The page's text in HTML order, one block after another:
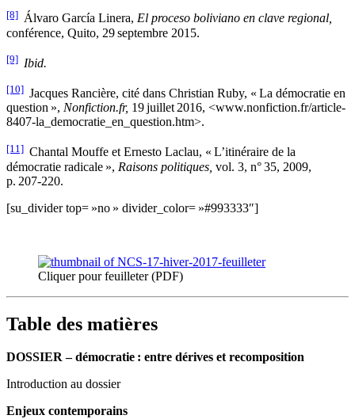
[8] Álvaro García Linera, El proceso boliviano en clave regional,
conférence, Quito, 29 septembre 2015.
[9] Ibid.
[10] Jacques Rancière, cité dans Christian Ruby, « La démocratie en
question », Nonfiction.fr, 19 juillet 2016, <www.nonfiction.fr/article-
8407-la_democratie_en_question.htm>.
[11] Chantal Mouffe et Ernesto Laclau, « L’itinéraire de la
démocratie radicale », Raisons politiques, vol. 3, n° 35, 2009,
p. 207-220.
[su_divider top= »no » divider_color= »#993333″]
Cliquer pour feuilleter (PDF)
Table des matières
DOSSIER – démocratie : entre dérives et recomposition
Introduction au dossier
Enjeux contemporains